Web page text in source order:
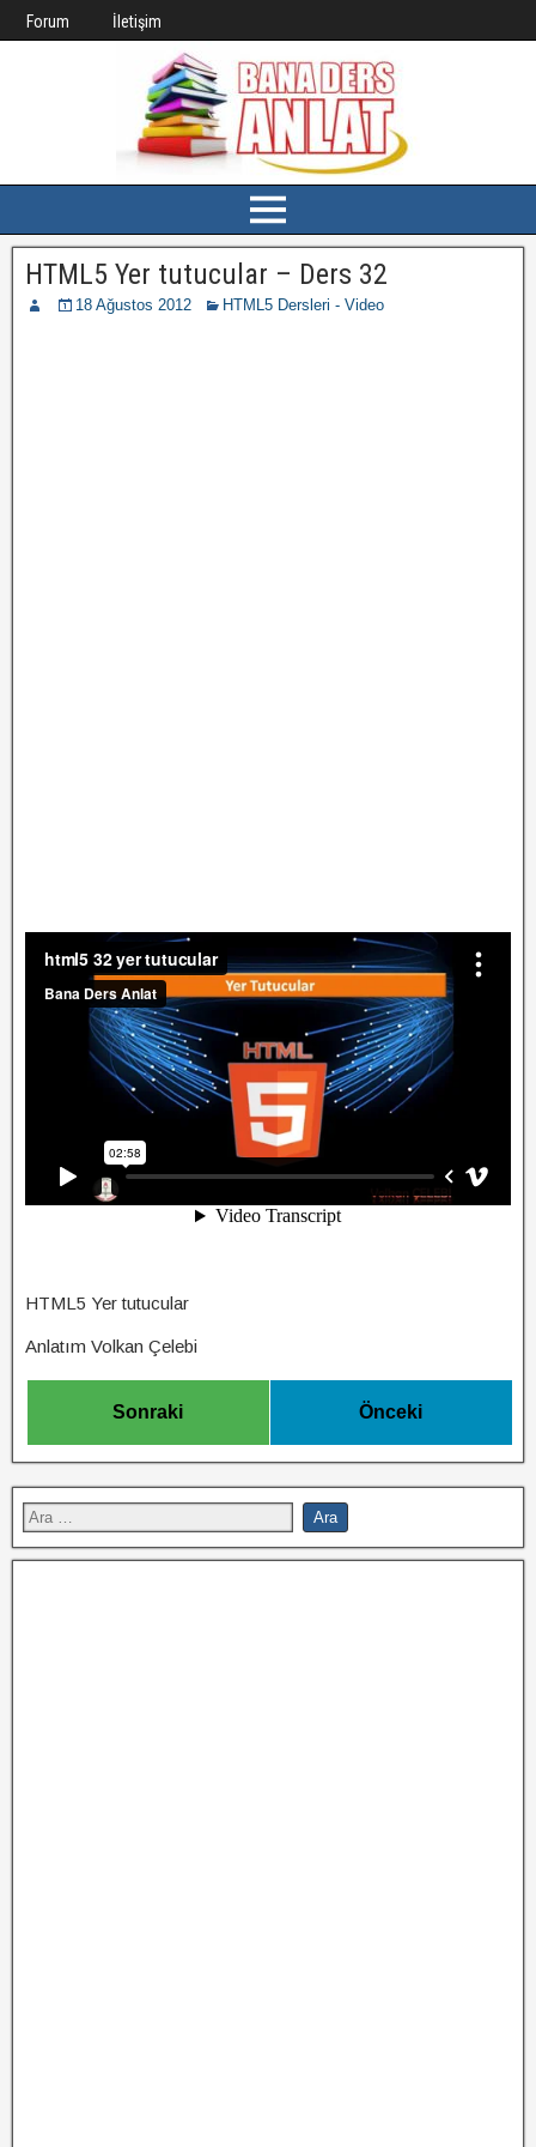
Forum İletişim
HTML5 Yer tutucular – Ders 32
18 Ağustos 2012 HTML5 Dersleri - Video
HTML5 Yer tutucular
Anlatım Volkan Çelebi
Sonraki Önceki